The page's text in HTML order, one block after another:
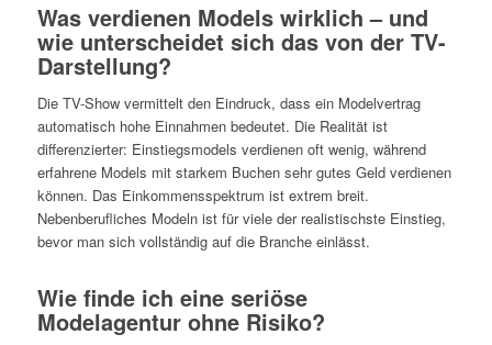
Was verdienen Models wirklich – und
wie unterscheidet sich das von der TV-
Darstellung?
Die TV-Show vermittelt den Eindruck, dass ein Modelvertrag
automatisch hohe Einnahmen bedeutet. Die Realität ist
differenzierter: Einstiegsmodels verdienen oft wenig, während
erfahrene Models mit starkem Buchen sehr gutes Geld verdienen
können. Das Einkommensspektrum ist extrem breit.
Nebenberufliches Modeln ist für viele der realistischste Einstieg,
bevor man sich vollständig auf die Branche einlässt.
Wie finde ich eine seriöse
Modelagentur ohne Risiko?